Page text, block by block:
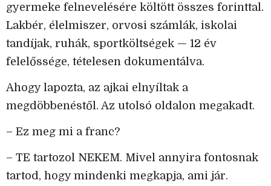
gyermeke felnevelésére költött összes forinttal.
Lakbér, élelmiszer, orvosi számlák, iskolai
tandíjak, ruhák, sportköltségek — 12 év
felelőssége, tételesen dokumentálva.
Ahogy lapozta, az ajkai elnyíltak a
megdöbbenéstől. Az utolsó oldalon megakadt.
– Ez meg mi a franc?
– TE tartozol NEKEM. Mivel annyira fontosnak
tartod, hogy mindenki megkapja, ami jár.